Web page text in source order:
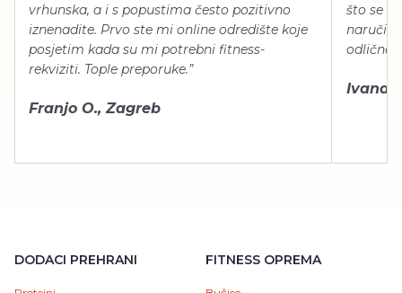
vrhunska, a i s popustima često pozitivno
iznenadite. Prvo ste mi online odredište koje
posjetim kada su mi potrebni fitness-
rekviziti. Tople preporuke.”
Franjo O., Zagreb
što se
naručiti,
odlično
Ivana
DODACI PREHRANI FITNESS OPREMA